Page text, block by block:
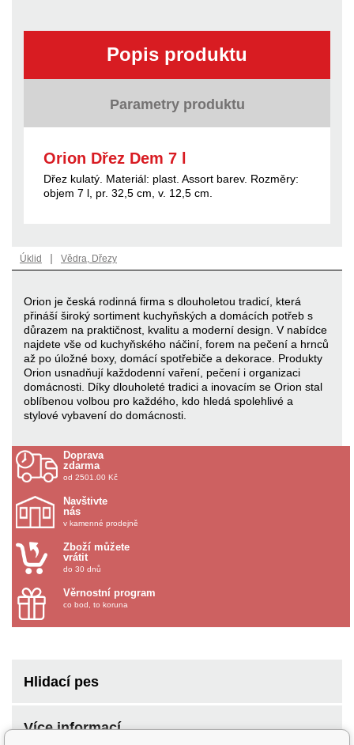
Popis produktu
Parametry produktu
Orion Dřez Dem 7 l
Dřez kulatý. Materiál: plast. Assort barev. Rozměry:
objem 7 l, pr. 32,5 cm, v. 12,5 cm.
Úklid | Vědra, Dřezy
Orion je česká rodinná firma s dlouholetou tradicí, která
přináší široký sortiment kuchyňských a domácích potřeb s
důrazem na praktičnost, kvalitu a moderní design. V nabídce
najdete vše od kuchyňského náčiní, forem na pečení a hrnců
až po úložné boxy, domácí spotřebiče a dekorace. Produkty
Orion usnadňují každodenní vaření, pečení i organizaci
domácnosti. Díky dlouholeté tradici a inovacím se Orion stal
oblíbenou volbou pro každého, kdo hledá spolehlivé a
stylové vybavení do domácnosti.
Doprava
zdarma
od 2501.00 Kč
Navštivte
nás
v kamenné prodejně
Zboží můžete
vrátit
do 30 dnů
Věrnostní program
co bod, to koruna
Hlidací pes
Více informací